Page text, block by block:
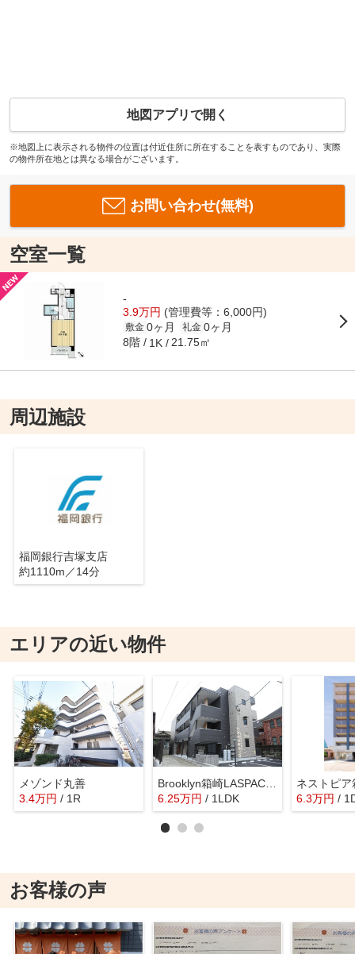
地図アプリで開く
※地図上に表示される物件の位置は付近住所に所在することを表すものであり、実際
の物件所在地とは異なる場合がございます。
お問い合わせ(無料)
空室一覧
-
3.9万円 (管理費等：6,000円)
敷金 0ヶ月 礼金 0ヶ月
8階 1K 21.75㎡
周辺施設
福岡銀行吉塚支店
約1110m／14分
エリアの近い物件
メゾンド丸善
3.4万円 / 1R
Brooklyn箱崎LASPACIO1
6.25万円 / 1LDK
ネストピア
6.3万円 /
お客様の声